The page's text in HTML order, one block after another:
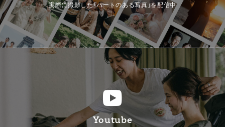
実際に撮影した「ハートのある写真」を配信中
Youtube